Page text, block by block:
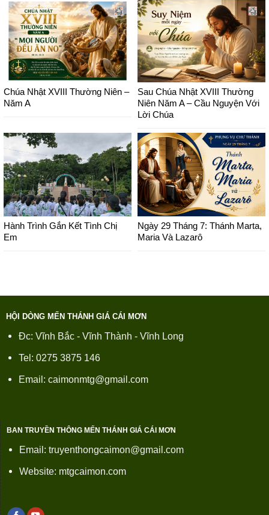
Chúa Nhật XVIII Thường Niên –
Năm A
Sau Chúa Nhật XVIII Thường
Niên Năm A – Cầu Nguyện Với
Lời Chúa
Hành Trình Gắn Kết Tình Chị
Em
Ngày 29 Tháng 7: Thánh Marta,
Maria Và Lazarô
HỘI DÒNG MẾN THÁNH GIÁ CÁI MƠN
Đc: Vĩnh Bắc - Vĩnh Thành - Vĩnh Long
Tel: 0275 3875 146
Email: caimonmtg@gmail.com
BAN TRUYỀN THÔNG MẾN THÁNH GIÁ CÁI MƠN
Email: truyenthongcaimon@gmail.com
Website: mtgcaimon.com